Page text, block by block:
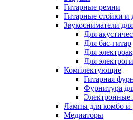
Гитарные ремни
Гитарные стойки и
Звукосниматели
Для
Для бас-гитар
Для
Для
Комплектующие
Гитарная
Фурнитура
Электронные
Лампы для комбо и
Медиаторы